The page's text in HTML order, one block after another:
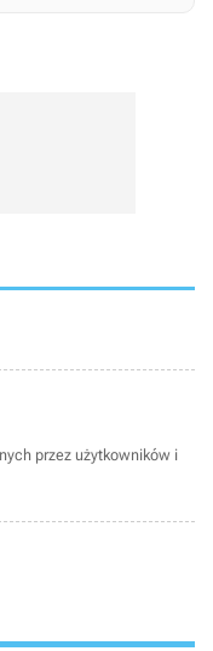
przez użytkowników i